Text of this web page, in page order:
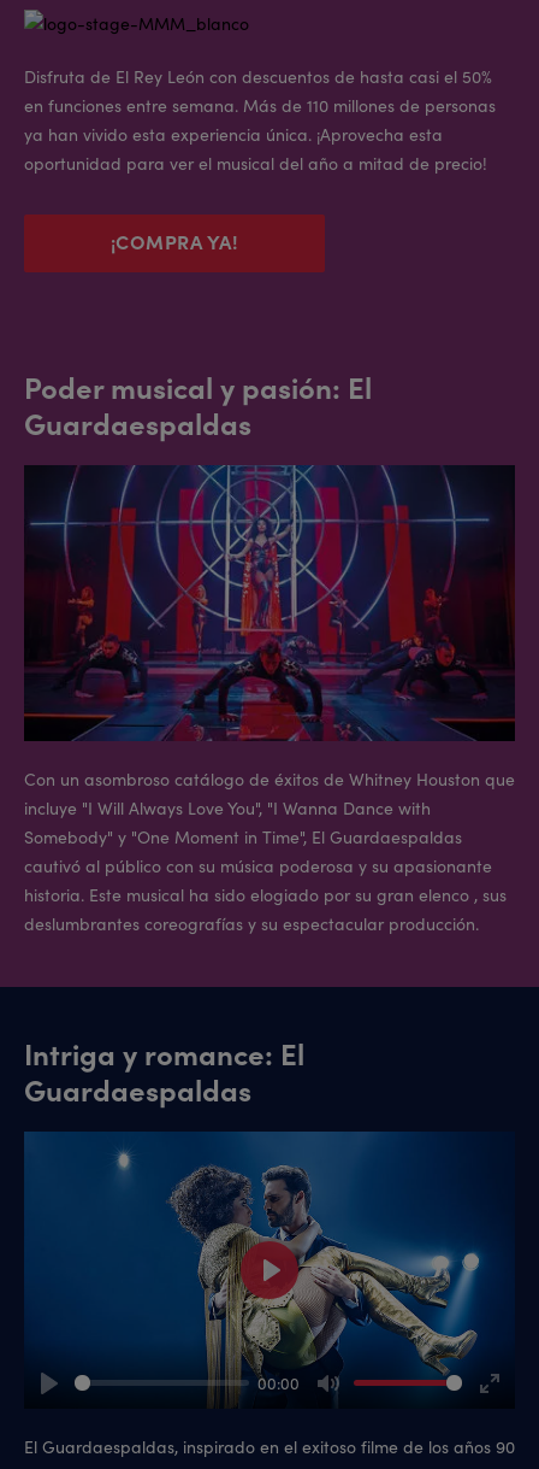
Disfruta de El Rey León con descuentos de hasta casi el 50%
en funciones entre semana. Más de 110 millones de personas
ya han vivido esta experiencia única. ¡Aprovecha esta
oportunidad para ver el musical del año a mitad de precio!
¡COMPRA YA!
Con un asombroso catálogo de éxitos de Whitney Houston que
incluye "I Will Always Love You", "I Wanna Dance with
Somebody" y "One Moment in Time", El Guardaespaldas
cautivó al público con su música poderosa y su apasionante
historia. Este musical ha sido elogiado por su gran elenco , sus
deslumbrantes coreografías y su espectacular producción.
Poder musical y pasión: El
Guardaespaldas
El Guardaespaldas, inspirado en el exitoso filme de los años 90
Intriga y romance: El
Guardaespaldas
00:00
Play